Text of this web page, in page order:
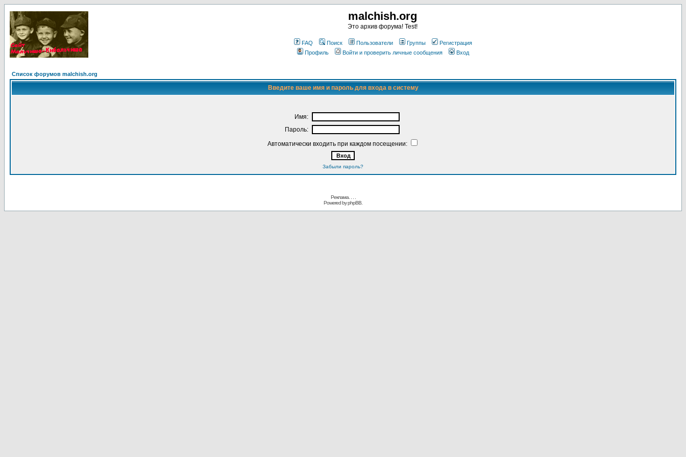
malchish.org
Это архив форума! Test!
FAQ Поиск Пользователи Группы
Регистрация
Профиль
Войти и проверить личные сообщения Вход
Список форумов malchish.org
Введите ваше имя и пароль для входа в систему
Имя:
Пароль:
Автоматически входить при каждом посещении:
Забыли пароль?
Реклама. . .
Powered byphpBB.